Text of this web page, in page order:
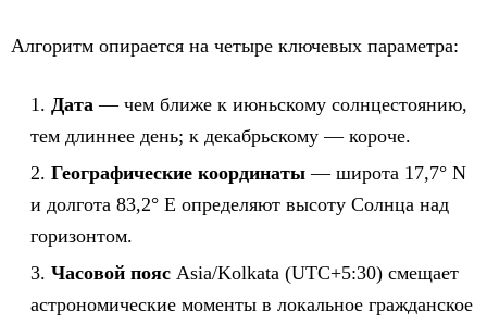
Алгоритм опирается на четыре ключевых параметра:
Дата — чем ближе к июньскому солнцестоянию,
тем длиннее день; к декабрьскому — короче.
Географические координаты — широта 17,7° N
и долгота 83,2° E определяют высоту Солнца над
горизонтом.
Часовой пояс Asia/Kolkata (UTC+5:30) смещает
астрономические моменты в локальное гражданское